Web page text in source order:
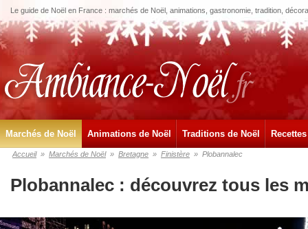
Le guide de Noël en France : marchés de Noël, animations, gastronomie, tradition,
Marchés de Noël Animations de Noël Traditions de Noël
Accueil » Marchés de Noël » Bretagne » Finistère » Plobannalec
Plobannalec : découvrez tous les